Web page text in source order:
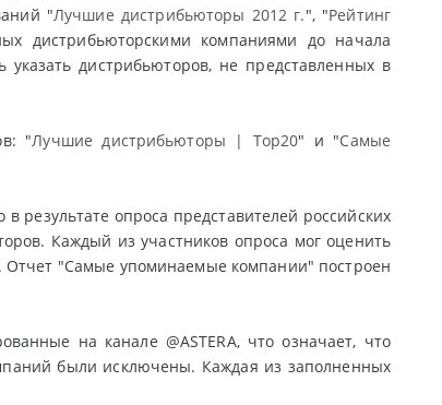
"Лучшие дистрибьюторы 2012 г.", "Рейтинг
дистрибьюторскими компаниями до начала
дистрибьюторов, не представленных в
"Лучшие дистрибьюторы | Top20" и "Самые
результате опроса представителей российских
Каждый из участников опроса мог оценить
Отчет "Самые упоминаемые компании" построен
на канале @ASTERA, что означает, что
были исключены. Каждая из заполненных